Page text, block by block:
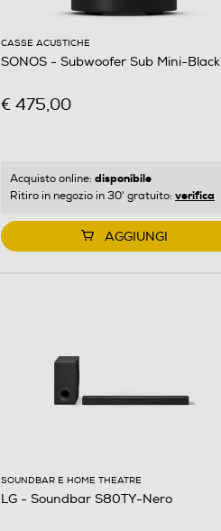
CASSE ACUSTICHE
SONOS - Subwoofer Sub Mini-Black
€ 475,00
Acquisto online: disponibile
Ritiro in negozio in 30' gratuito: verifica
AGGIUNGI
SOUNDBAR E HOME THEATRE
LG - Soundbar S80TY-Nero